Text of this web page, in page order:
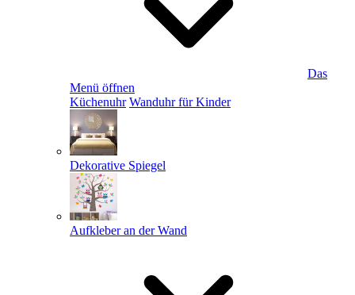
Das
Menü öffnen
Küchenuhr Wanduhr für Kinder
Dekorative Spiegel
Aufkleber an der Wand